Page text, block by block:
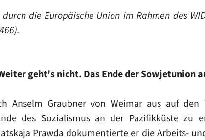
die Europäische Union im Rahmen des
geht's nicht. Das Ende der Sowjetunion
Anselm Graubner von Weimar aus auf
des Sozialismus an der Pazifikküste zu
Prawda dokumentierte er die Arbeits-